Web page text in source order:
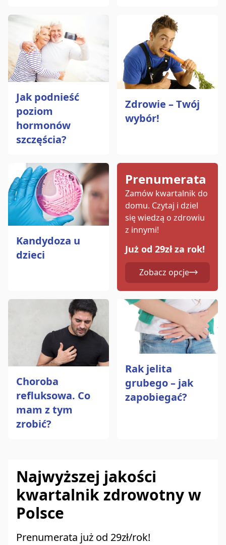
Jak podnieść
poziom
hormonów
szczęścia?
Zdrowie – Twój
wybór!
Kandydoza u
dzieci
Prenumerata
Zamów kwartalnik do
domu. Czytaj i dziel
się wiedzą o zdrowiu
z innymi!
Już od 29zł za rok!
Zobacz opcje
Choroba
refluksowa. Co
mam z tym
zrobić?
Rak jelita
grubego – jak
zapobiegać?
Najwyższej jakości
kwartalnik zdrowotny w
Polsce
Prenumerata już od 29zł/rok!